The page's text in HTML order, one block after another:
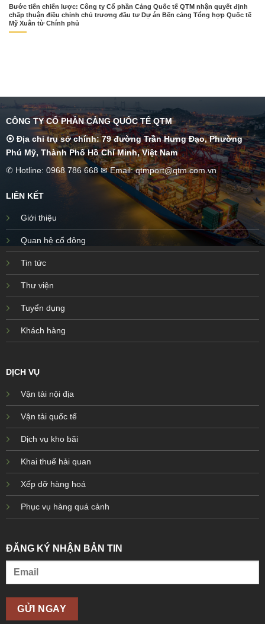
Bước tiến chiến lược: Công ty Cổ phần Cảng Quốc tế QTM nhận quyết định
chấp thuận điều chỉnh chủ trương đầu tư Dự án Bến cảng Tổng hợp Quốc tế
Mỹ Xuân từ Chính phủ
CÔNG TY CỔ PHẦN CẢNG QUỐC TẾ QTM
⦿ Địa chỉ trụ sở chính: 79 đường Trần Hưng Đạo, Phường
Phú Mỹ, Thành Phố Hồ Chí Minh, Việt Nam
✆ Hotline: 0968 786 668 ✉ Email: qtmport@qtm.com.vn
LIÊN KẾT
Giới thiệu
Quan hệ cổ đông
Tin tức
Thư viện
Tuyển dụng
Khách hàng
DỊCH VỤ
Vận tải nội địa
Vận tải quốc tế
Dịch vụ kho bãi
Khai thuế hải quan
Xếp dỡ hàng hoá
Phục vụ hàng quá cảnh
ĐĂNG KÝ NHẬN BẢN TIN